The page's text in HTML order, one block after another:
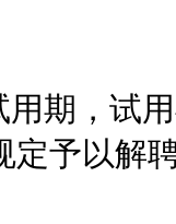
，试用
定予以解